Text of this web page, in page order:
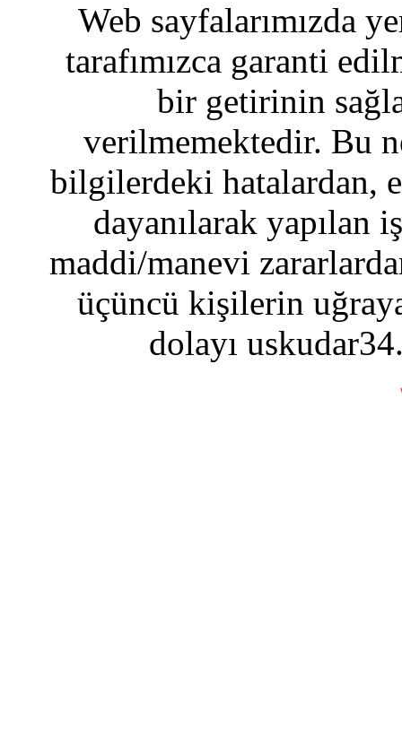
Web sayfalarımızda
tarafımızca garanti
bir getirinin
verilmemektedir. Bu
bilgilerdeki hatalardan,
dayanılarak yapılan
maddi/manevi
üçüncü kişilerin
dolayı